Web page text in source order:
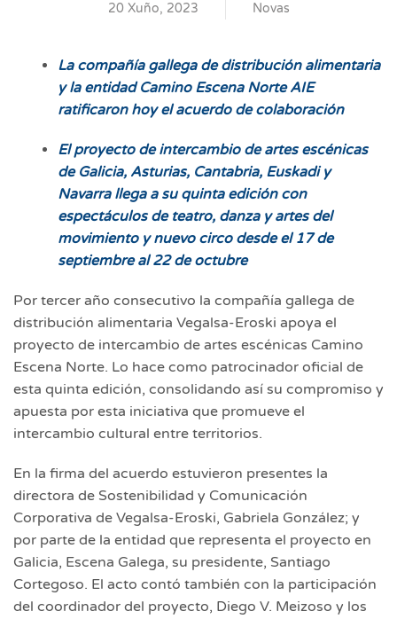
20 Xuño, 2023 Novas
La compañía gallega de distribución alimentaria
y la entidad Camino Escena Norte AIE
ratificaron hoy el acuerdo de colaboración
El proyecto de intercambio de artes escénicas
de Galicia, Asturias, Cantabria, Euskadi y
Navarra llega a su quinta edición con
espectáculos de teatro, danza y artes del
movimiento y nuevo circo desde el 17 de
septiembre al 22 de octubre
Por tercer año consecutivo la compañía gallega de
distribución alimentaria Vegalsa-Eroski apoya el
proyecto de intercambio de artes escénicas Camino
Escena Norte. Lo hace como patrocinador oficial de
esta quinta edición, consolidando así su compromiso y
apuesta por esta iniciativa que promueve el
intercambio cultural entre territorios.
En la firma del acuerdo estuvieron presentes la
directora de Sostenibilidad y Comunicación
Corporativa de Vegalsa-Eroski, Gabriela González; y
por parte de la entidad que representa el proyecto en
Galicia, Escena Galega, su presidente, Santiago
Cortegoso. El acto contó también con la participación
del coordinador del proyecto, Diego V. Meizoso y los